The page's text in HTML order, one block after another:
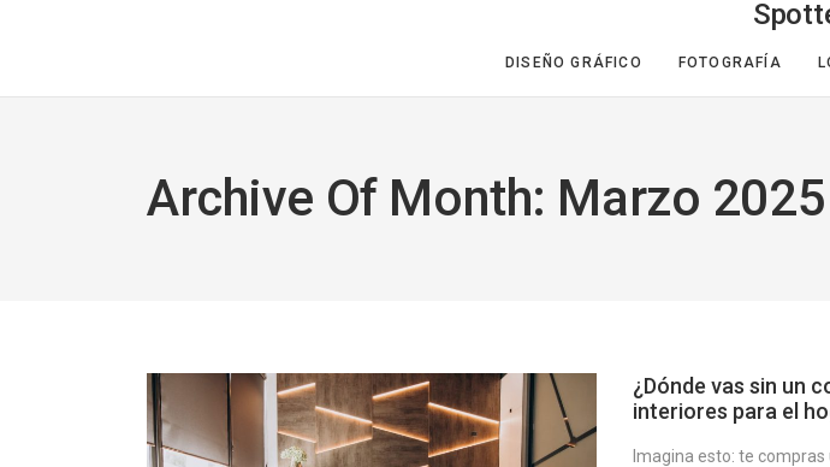
DISEÑO GRÁFICO FOTOGRAFÍA
Archive Of Month: Marzo 2025
¿Dónde vas sin un
interiores para el
Imagina esto: te